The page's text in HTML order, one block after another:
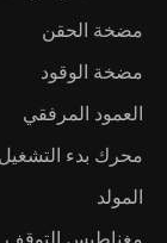
مضخة الحقن
مضخة الوقود
العمود المرفقي
محرك بدء التشغيل
المولد
مغناطيس التوقف